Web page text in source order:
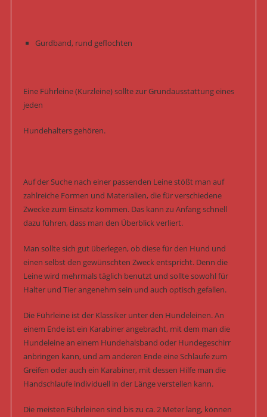
Gurdband, rund geflochten
Eine Führleine (Kurzleine) sollte zur Grundausstattung eines
jeden
Hundehalters gehören.
Auf der Suche nach einer passenden Leine stößt man auf
zahlreiche Formen und Materialien, die für verschiedene
Zwecke zum Einsatz kommen. Das kann zu Anfang schnell
dazu führen, dass man den Überblick verliert.
Man sollte sich gut überlegen, ob diese für den Hund und
einen selbst den gewünschten Zweck entspricht. Denn die
Leine wird mehrmals täglich benutzt und sollte sowohl für
Halter und Tier angenehm sein und auch optisch gefallen.
Die Führleine ist der Klassiker unter den Hundeleinen. An
einem Ende ist ein Karabiner angebracht, mit dem man die
Hundeleine an einem Hundehalsband oder Hundegeschirr
anbringen kann, und am anderen Ende eine Schlaufe zum
Greifen oder auch ein Karabiner, mit dessen Hilfe man die
Handschlaufe individuell in der Länge verstellen kann.
Die meisten Führleinen sind bis zu ca. 2 Meter lang, können